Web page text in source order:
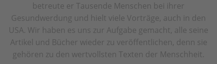
betreute er Tausende Menschen bei ihrer
Gesundwerdung und hielt viele Vorträge, auch in den
USA. Wir haben es uns zur Aufgabe gemacht, alle seine
Artikel und Bücher wieder zu veröffentlichen, denn sie
gehören zu den wertvollsten Texten der Menschheit.